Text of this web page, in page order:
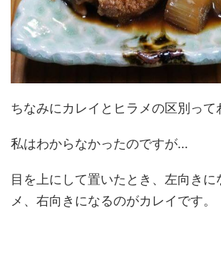
ちなみにカレイとヒラメの区別って
私はわからなかったのですが…
目を上にして置いたとき、左向きに
メ、右向きになるのがカレイです。